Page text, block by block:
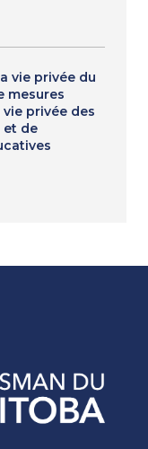
vie privée du
mesures
privée des
et de